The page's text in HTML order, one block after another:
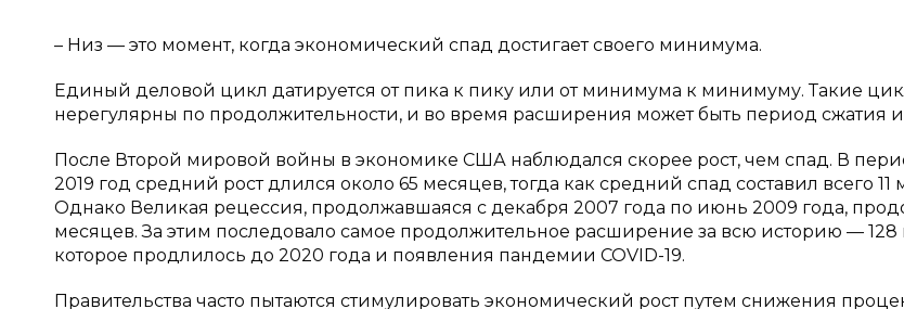
– Низ — это момент, когда экономический спад достигает своего минимума.
Единый деловой цикл датируется от пика к пику или от минимума к минимуму. Такие
нерегулярны по продолжительности, и во время расширения может быть период сжатия и
После Второй мировой войны в экономике США наблюдался скорее рост, чем спад. В
2019 год средний рост длился около 65 месяцев, тогда как средний спад составил всего 11
Однако Великая рецессия, продолжавшаяся с декабря 2007 года по июнь 2009 года,
месяцев. За этим последовало самое продолжительное расширение за всю историю — 128
которое продлилось до 2020 года и появления пандемии COVID-19.
Правительства часто пытаются стимулировать экономический рост путем снижения